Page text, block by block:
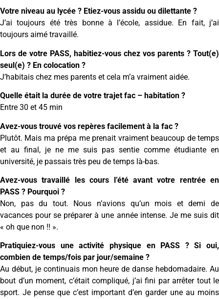
Votre niveau au lycée ? Etiez-vous assidu ou dilettante ?
J’ai toujours été très bonne à l’école, assidue. En fait, j’ai
toujours aimé travaillé.
Lors de votre PASS, habitiez-vous chez vos parents ? Tout(e)
seul(e) ? En colocation ?
J’habitais chez mes parents et cela m’a vraiment aidée.
Quelle était la durée de votre trajet fac – habitation ?
Entre 30 et 45 min
Avez-vous trouvé vos repères facilement à la fac ?
Plutôt. Mais ma prépa me prenait vraiment beaucoup de temps
et au final, je ne me suis pas sentie comme étudiante en
université, je passais très peu de temps là-bas.
Avez-vous travaillé les cours l’été avant votre rentrée en
PASS ? Pourquoi ?
Non, pas du tout. Nous n’avions qu’un mois et demi de
vacances pour se préparer à une année intense. Je me suis dit
« oh que non !! ».
Pratiquiez-vous une activité physique en PASS ? Si oui,
combien de temps/fois par jour/semaine ?
Au début, je continuais mon heure de danse hebdomadaire. Au
bout d’un moment, c’était compliqué, j’ai fini par arrêter tout le
sport. Je pense que c’est important d’en garder une au moins